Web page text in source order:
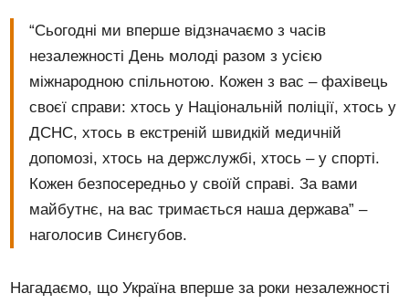
“Сьогодні ми вперше відзначаємо з часів
незалежності День молоді разом з усією
міжнародною спільнотою. Кожен з вас – фахівець
своєї справи: хтось у Національній поліції, хтось у
ДСНС, хтось в екстреній швидкій медичній
допомозі, хтось на держслужбі, хтось – у спорті.
Кожен безпосередньо у своїй справі. За вами
майбутнє, на вас тримається наша держава” –
наголосив Синєгубов.
Нагадаємо, що Україна вперше за роки незалежності